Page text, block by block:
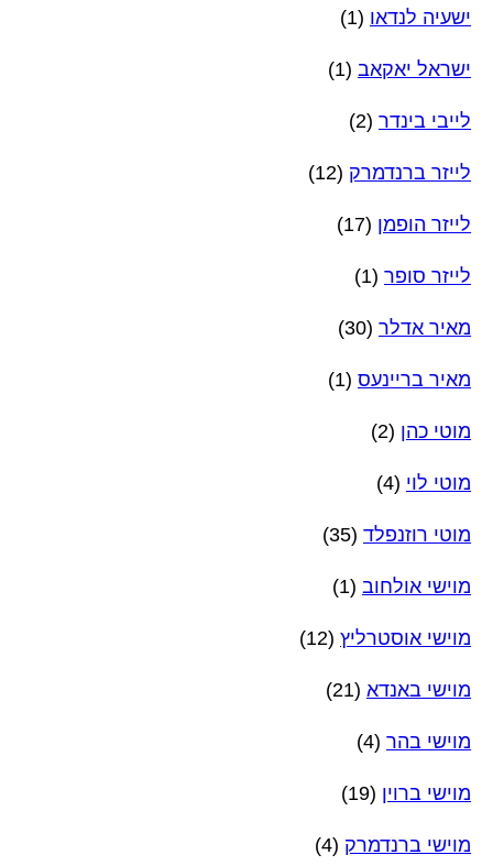
ישעיה לנדאו (1)
ישראל יאקאב (1)
לייבי בינדר (2)
לייזר ברנדמרק (12)
לייזר הופמן (17)
לייזר סופר (1)
מאיר אדלר (30)
מאיר בריינעס (1)
מוטי כהן (2)
מוטי לוי (4)
מוטי רוזנפלד (35)
מוישי אולחוב (1)
מוישי אוסטרליץ (12)
מוישי באנדא (21)
מוישי בהר (4)
מוישי ברוין (19)
מוישי ברנדמרק (4)